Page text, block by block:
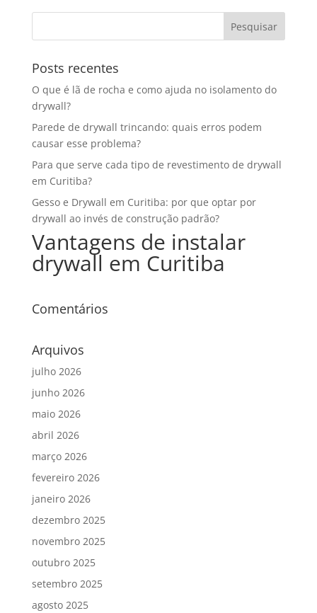
Posts recentes
O que é lã de rocha e como ajuda no isolamento do
drywall?
Parede de drywall trincando: quais erros podem
causar esse problema?
Para que serve cada tipo de revestimento de drywall
em Curitiba?
Gesso e Drywall em Curitiba: por que optar por
drywall ao invés de construção padrão?
Vantagens de instalar
drywall em Curitiba
Comentários
Arquivos
julho 2026
junho 2026
maio 2026
abril 2026
março 2026
fevereiro 2026
janeiro 2026
dezembro 2025
novembro 2025
outubro 2025
setembro 2025
agosto 2025